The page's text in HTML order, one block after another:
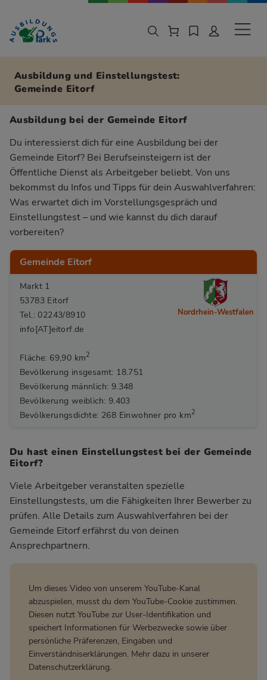
Zur Navigation springen
Zu den Hauptinhalten springen
Ausbildung und Einstellungstest:
Gemeinde Eitorf
Ausbildung bei der Gemeinde Eitorf
Du interessierst dich für eine Ausbildung bei der
Gemeinde Eitorf? Bei Berufseinsteigern ist der
Öffentliche Dienst als Arbeitgeber beliebt. Von uns
bekommst du Infos und Tipps für dein Auswahlverfahren:
Was erwartet dich im Vorstellungsgespräch und
Einstellungstest – und wie kannst du dich darauf
vorbereiten?
Gemeinde Eitorf
Markt 1
53783 Eitorf
Tel.: 02243/8910
info[AT]eitorf.de
Fläche: 69,90 km2
Bevölkerung insgesamt: 18.751
Bevölkerung männlich: 9.348
Bevölkerung weiblich: 9.403
Bevölkerungsdichte: 268 Einwohner pro km2
Nordrhein-Westfalen
Du hast einen Einstellungstest bei der Gemeinde
Eitorf?
Viele Arbeitgeber veranstalten spezielle
Einstellungstests, um die Fähigkeiten Ihrer Bewerber zu
prüfen. Alle Details zum Auswahlverfahren bei der
Gemeinde Eitorferfährst du von deinen
Ansprechpartnern.
Um dieses Video von unserem YouTube-Kanal
abzuspielen, musst du dem YouTube-Cookie zustimmen.
Diesen nutzt YouTube zur User-Identifikation und
speichert Informationen für Werbezwecke sowie über
persönliche Präferenzen, Eingaben und
Einverständniserklärungen. Mehr dazu in unserer
Datenschutzerklärung.